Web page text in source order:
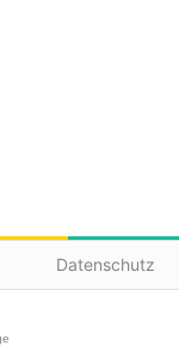
Datenschutz